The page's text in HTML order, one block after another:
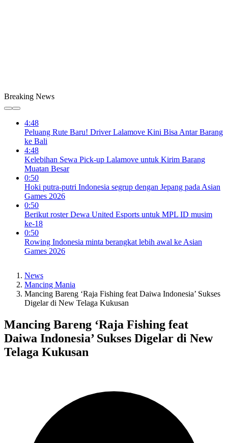
Breaking News
4:48
Peluang Rute Baru! Driver Lalamove Kini Bisa Antar Barang
ke Bali
4:48
Kelebihan Sewa Pick-up Lalamove untuk Kirim Barang
Muatan Besar
0:50
Hoki putra-putri Indonesia segrup dengan Jepang pada Asian
Games 2026
0:50
Berikut roster Dewa United Esports untuk MPL ID musim
ke-18
0:50
Rowing Indonesia minta berangkat lebih awal ke Asian
Games 2026
News
Mancing Mania
Mancing Bareng ‘Raja Fishing feat Daiwa Indonesia’ Sukses
Digelar di New Telaga Kukusan
Mancing Bareng ‘Raja Fishing feat
Daiwa Indonesia’ Sukses Digelar di New
Telaga Kukusan